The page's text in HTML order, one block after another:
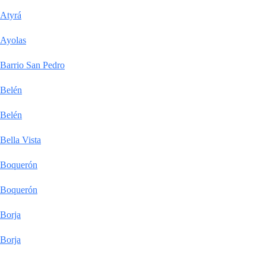
Atyrá
Ayolas
Barrio San Pedro
Belén
Belén
Bella Vista
Boquerón
Boquerón
Borja
Borja